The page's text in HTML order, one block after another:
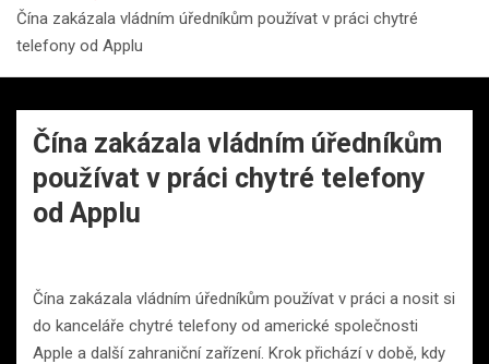
Čína zakázala vládním úředníkům používat v práci chytré
telefony od Applu
Čína zakázala vládním úředníkům
používat v práci chytré telefony
od Applu
Čína zakázala vládním úředníkům používat v práci a nosit si
do kanceláře chytré telefony od americké společnosti
Apple a další zahraniční zařízení. Krok přichází v době, kdy